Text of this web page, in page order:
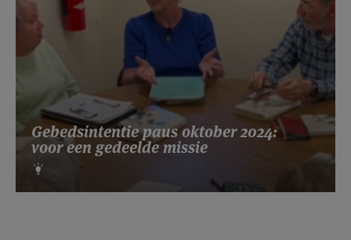
Gebedsintentie paus oktober 2024:
voor een gedeelde missie